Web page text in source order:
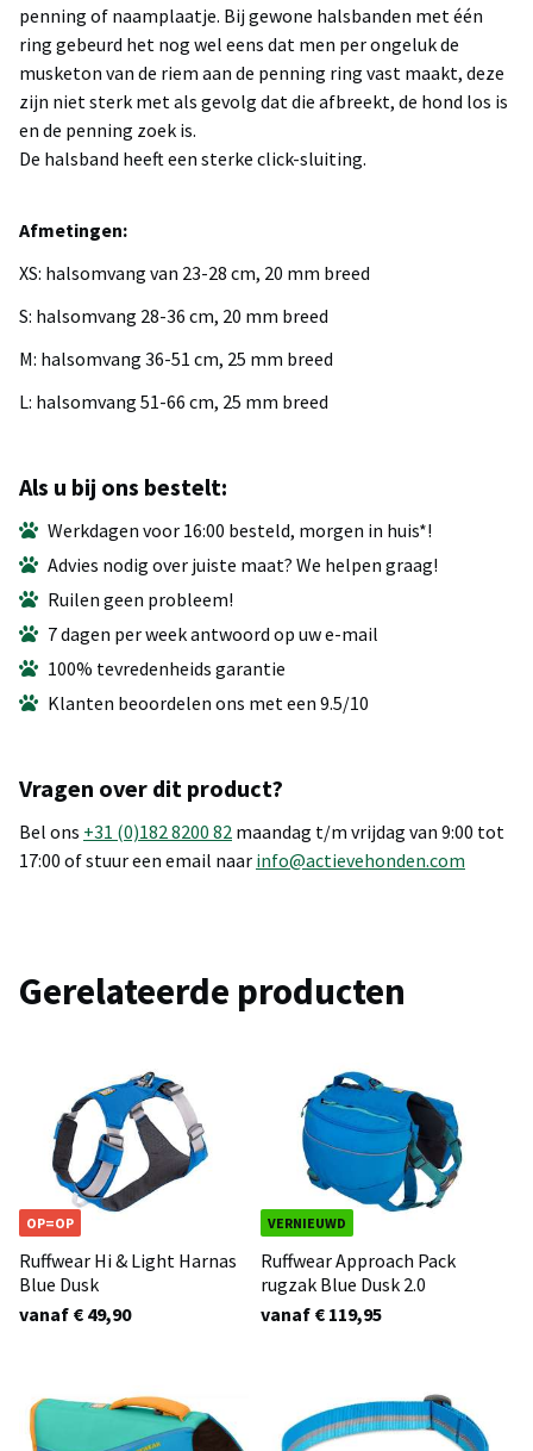
penning of naamplaatje. Bij gewone halsbanden met één
ring gebeurd het nog wel eens dat men per ongeluk de
musketon van de riem aan de penning ring vast maakt, deze
zijn niet sterk met als gevolg dat die afbreekt, de hond los is
en de penning zoek is.
De halsband heeft een sterke click-sluiting.
Afmetingen:
XS: halsomvang van 23-28 cm, 20 mm breed
S: halsomvang 28-36 cm, 20 mm breed
M: halsomvang 36-51 cm, 25 mm breed
L: halsomvang 51-66 cm, 25 mm breed
Als u bij ons bestelt:
Werkdagen voor 16:00 besteld, morgen in huis*!
Advies nodig over juiste maat? We helpen graag!
Ruilen geen probleem!
7 dagen per week antwoord op uw e-mail
100% tevredenheids garantie
Klanten beoordelen ons met een 9.5/10
Vragen over dit product?
Bel ons +31 (0)182 8200 82 maandag t/m vrijdag van 9:00 tot
17:00 of stuur een email naar info@actievehonden.com
Gerelateerde producten
OP=OP
Ruffwear Hi & Light Harnas
Blue Dusk
vanaf € 49,90
VERNIEUWD
Ruffwear Approach Pack
rugzak Blue Dusk 2.0
vanaf € 119,95